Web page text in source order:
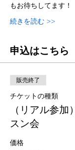
もお待ちしてます！
続きを読む >>
申込はこちら
販売終了
チケットの種類
（リアル参
スン会
価格